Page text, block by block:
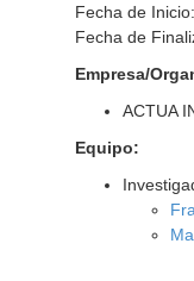
Fecha de
Fecha de
Empresa/
ACTUA
Equipo: